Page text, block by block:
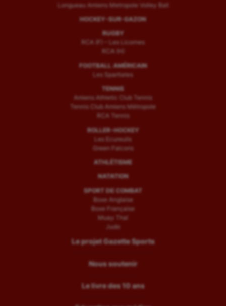
Longueau Amiens Metropole Volley Ball
HOCKEY-SUR-GAZON
RUGBY
RCA (F) – Les Licornes
RCA (H)
FOOTBALL AMÉRICAIN
Les Spartiates
TENNIS
Amiens Athletic Club Tennis
Tennis Club Amiens Métropole
RCA Tennis
ROLLER-HOCKEY
Les Ecureuils
Green Falcons
ATHLÉTISME
NATATION
SPORT DE COMBAT
Boxe Anglaise
Boxe Française
Muay Thaï
Judo
Le projet Gazette Sports
Nous soutenir
Le livre des 10 ans